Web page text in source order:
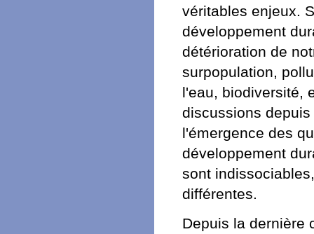
véritables enjeux.
développement
détérioration de
surpopulation,
l'eau, biodiversité,
discussions
l'émergence des
développement
sont
différentes.
Depuis la dernière